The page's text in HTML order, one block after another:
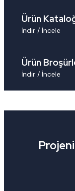
Ürün
İndir / İncele
Ürün
İndir / İncele